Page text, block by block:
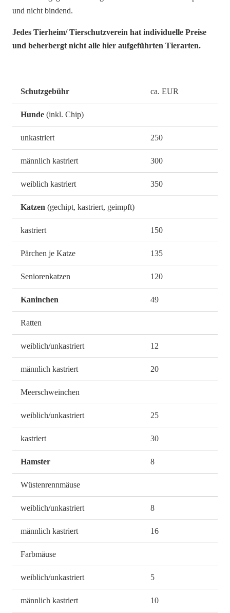
und nicht bindend.
Jedes Tierheim/ Tierschutzverein hat individuelle Preise
und beherbergt nicht alle hier aufgeführten Tierarten.
Schutzgebühr ca. EUR
Hunde (inkl. Chip)
unkastriert 250
männlich kastriert 300
weiblich kastriert 350
Katzen (gechipt, kastriert, geimpft)
kastriert 150
Pärchen je Katze 135
Seniorenkatzen 120
Kaninchen 49
Ratten
weiblich/unkastriert 12
männlich kastriert 20
Meerschweinchen
weiblich/unkastriert 25
kastriert 30
Hamster 8
Wüstenrennmäuse
weiblich/unkastriert 8
männlich kastriert 16
Farbmäuse
weiblich/unkastriert 5
männlich kastriert 10